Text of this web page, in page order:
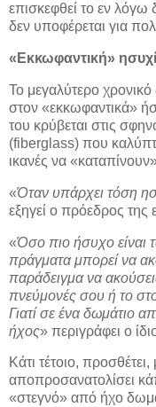
επισκεφθεί το εν λόγω
δεν υποφέρεται για
«Εκκωφαντική»
Το μεγαλύτερο χρονικό
στον «εκκωφαντικά»
του κρύβεται στις
(fiberglass) που
ικανές να
«Όταν υπάρχει τόση
εξηγεί ο πρόεδρος της
«Όσο πιο ήσυχο είναι
πράγματα μπορεί να
παράδειγμα να
πνεύμονές σου ή το
Γιατί σε ένα δωμάτιο
ήχος» περιγράφει ο
Κάτι τέτοιο,
αποπροσανατολίσει
«στεγνό» από ήχο